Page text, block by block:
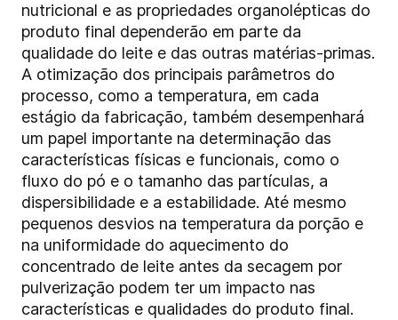
nutricional e as propriedades organolépticas do
produto final dependerão em parte da
qualidade do leite e das outras matérias-primas.
A otimização dos principais parâmetros do
processo, como a temperatura, em cada
estágio da fabricação, também desempenhará
um papel importante na determinação das
características físicas e funcionais, como o
fluxo do pó e o tamanho das partículas, a
dispersibilidade e a estabilidade. Até mesmo
pequenos desvios na temperatura da porção e
na uniformidade do aquecimento do
concentrado de leite antes da secagem por
pulverização podem ter um impacto nas
características e qualidades do produto final.